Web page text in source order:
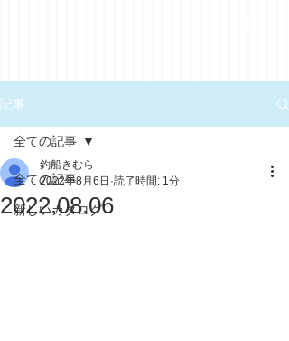
記事
全ての記事
新しいカタログ
全ての記事
2022.08.06
釣船きむら
2022年8月6日 読了時間: 1分